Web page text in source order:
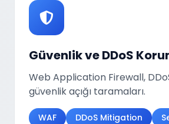
Güvenlik ve DDoS
Web Application Firewall,
güvenlik açığı taramaları.
WAF DDoS Mitigation